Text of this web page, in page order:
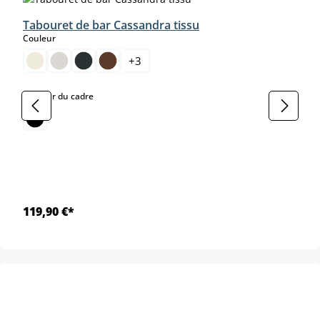
Tabouret de bar Cassandra tissu
Couleurselect
+3
Couleur du cadreselect
119,90 €*